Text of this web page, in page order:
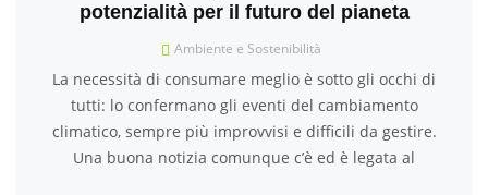
potenzialità per il futuro del pianeta
Ambiente e Sostenibilità
La necessità di consumare meglio è sotto gli occhi di
tutti: lo confermano gli eventi del cambiamento
climatico, sempre più improvvisi e difficili da gestire.
Una buona notizia comunque c’è ed è legata al